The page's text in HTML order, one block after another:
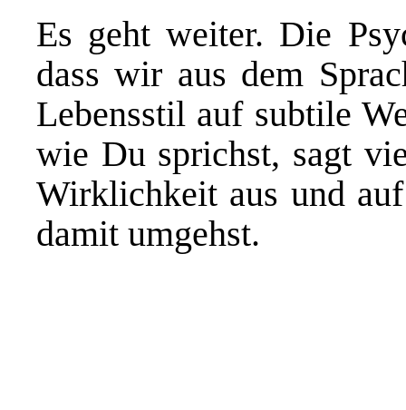
Es geht weiter. Die
dass wir aus dem
Lebensstil auf subtile
wie Du sprichst, sagt
Wirklichkeit aus und
damit umgehst.